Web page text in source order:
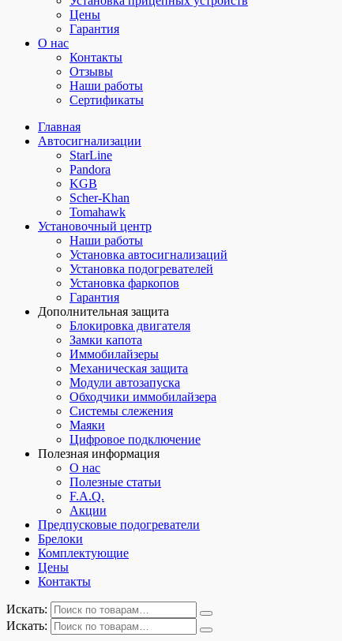
Цены
Гарантия
О нас
Контакты
Отзывы
Наши работы
Сертификаты
Главная
Автосигнализации
StarLine
Pandora
KGB
Scher-Khan
Tomahawk
Установочный центр
Наши работы
Установка автосигнализаций
Установка подогревателей
Установка фаркопов
Гарантия
Дополнительная защита
Блокировка двигателя
Замки капота
Иммобилайзеры
Механическая защита
Модули автозапуска
Обходчики иммобилайзера
Системы слежения
Маяки
Цифровое подключение
Полезная информация
О нас
Полезные статьи
F.A.Q.
Акции
Предпусковые подогреватели
Брелоки
Комплектующие
Цены
Контакты
Искать:
Искать: